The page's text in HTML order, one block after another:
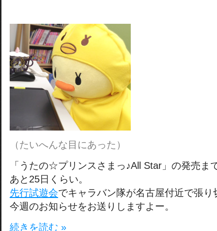
（たいへんな目にあった）
「うたの☆プリンスさまっ♪All Star」の発売ま
あと25日くらい。
先行試遊会でキャラバン隊が名古屋付近で張り
今週のお知らせをお送りしますよー。
続きを読む »